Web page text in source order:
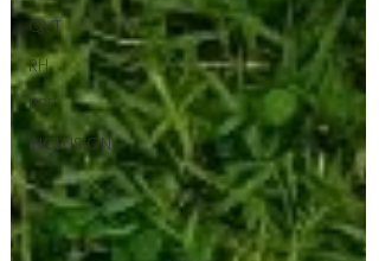
QVT
RH
RSE
INCLUSION